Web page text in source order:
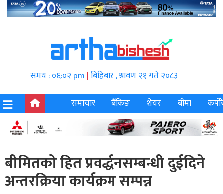
समय : ०६:०२ pm |बिहिबार , श्रावण २१ गते २०८३
समाचार
बैंकिङ शेयर बीमा
बीमितको हित प्रवर्द्धनसम्बन्धी दुईदिने
अन्तरक्रिया कार्यक्रम सम्पन्न